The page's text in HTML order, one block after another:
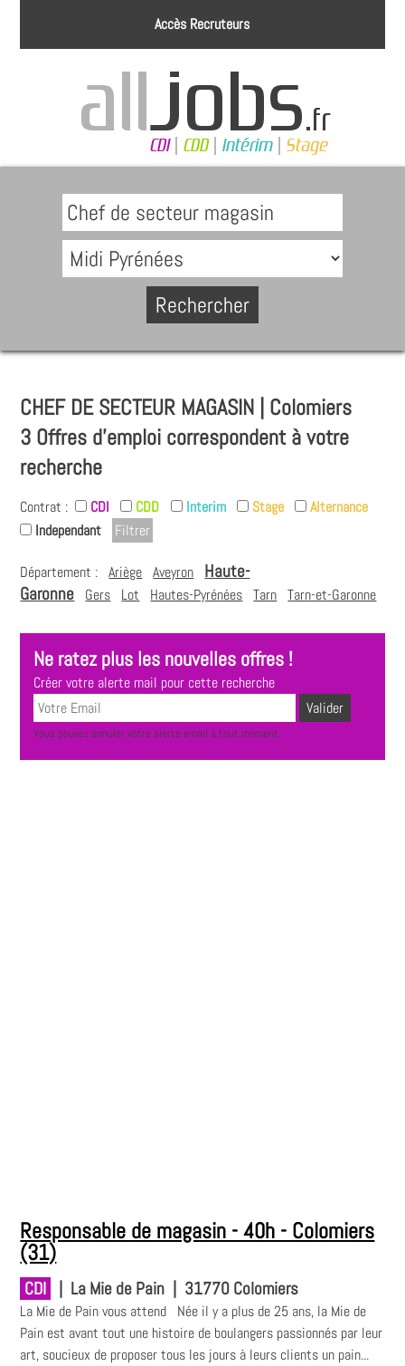
Accès Recruteurs
CHEF DE SECTEUR MAGASIN | Colomiers
3 Offres d'emploi correspondent à votre
recherche
Contrat : CDI CDD Interim Stage
Alternance
Independant
Département : Ariège Aveyron
Haute-
Garonne
Gers Lot Hautes-Pyrénées Tarn Tarn-et-Garonne
Ne ratez plus les nouvelles offres !
Créer votre alerte mail pour cette recherche
Vous pouvez annuler votre alerte email à tout moment.
Responsable de magasin - 40h - Colomiers
(31)
CDI | La Mie de Pain | 31770 Colomiers
La Mie de Pain vous attend Née il y a plus de 25 ans, la Mie de
Pain est avant tout une histoire de boulangers passionnés par leur
art, soucieux de proposer tous les jours à leurs clients un pain...